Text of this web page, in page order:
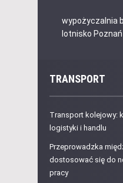
wypożyczalnia
lotnisko Poznań
TRANSPORT
Transport kolejowy:
logistyki i handlu
Przeprowadzka
dostosować się do
pracy